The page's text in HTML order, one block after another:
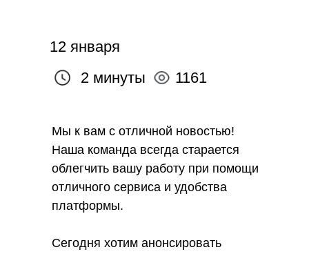
1161
2 минуты
12 января
Мы к вам с отличной новостью!
Наша команда всегда старается
облегчить вашу работу при помощи
отличного сервиса и удобства
платформы.
Сегодня хотим анонсировать